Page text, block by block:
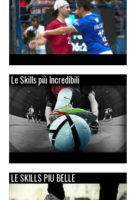
Le Skills più Incredibili
LE SKILLS PIU BELLE